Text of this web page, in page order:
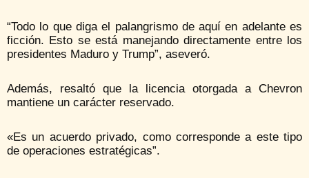
“Todo lo que diga el palangrismo de aquí en adelante es
ficción. Esto se está manejando directamente entre los
presidentes Maduro y Trump”, aseveró.
Además, resaltó que la licencia otorgada a Chevron
mantiene un carácter reservado.
«Es un acuerdo privado, como corresponde a este tipo
de operaciones estratégicas”.